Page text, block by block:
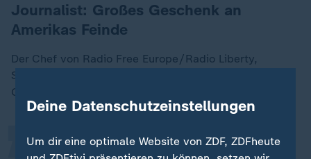
Journalist: Großes Geschenk an
Amerikas Feinde
Der Chef von Radio Free Europe/Radio Liberty,
Stephen Capus, nannte die Entscheidung ein "großes
Geschenk an Amerikas Feinde". Er erklärte:
Die iranischen Ayatollahs, die
„
Deine Datenschutzeinstellungen
Um dir eine optimale Website von ZDF, ZDFheute